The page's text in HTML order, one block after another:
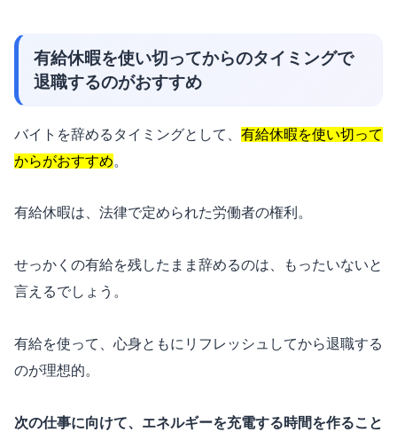
有給休暇を使い切ってからのタイミングで
退職するのがおすすめ
バイトを辞めるタイミングとして、 有給休暇を使い切って
からがおすすめ。
有給休暇は、法律で定められた労働者の権利。
せっかくの有給を残したまま辞めるのは、もったいないと
言えるでしょう。
有給を使って、心身ともにリフレッシュしてから退職する
のが理想的。
次の仕事に向けて、エネルギーを充電する時間を作ること